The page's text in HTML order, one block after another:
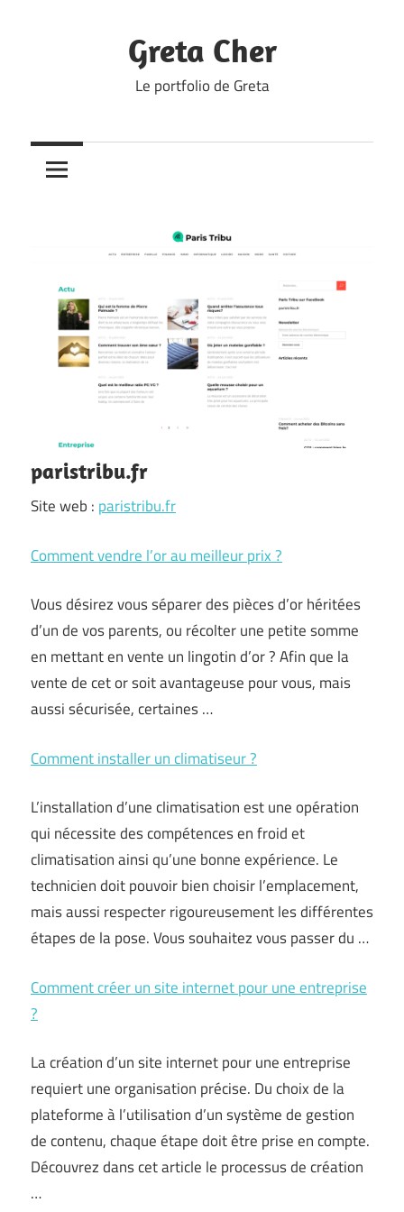
Greta Cher
Le portfolio de Greta
paristribu.fr
Site web : paristribu.fr
Comment vendre l’or au meilleur prix ?
Vous désirez vous séparer des pièces d’or héritées
d’un de vos parents, ou récolter une petite somme
en mettant en vente un lingotin d’or ? Afin que la
vente de cet or soit avantageuse pour vous, mais
aussi sécurisée, certaines …
Comment installer un climatiseur ?
L’installation d’une climatisation est une opération
qui nécessite des compétences en froid et
climatisation ainsi qu’une bonne expérience. Le
technicien doit pouvoir bien choisir l’emplacement,
mais aussi respecter rigoureusement les différentes
étapes de la pose. Vous souhaitez vous passer du …
Comment créer un site internet pour une entreprise
?
La création d’un site internet pour une entreprise
requiert une organisation précise. Du choix de la
plateforme à l’utilisation d’un système de gestion
de contenu, chaque étape doit être prise en compte.
Découvrez dans cet article le processus de création
…